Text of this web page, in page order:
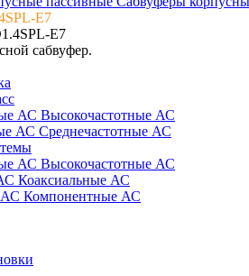
E7
сабвуфер.
Высокочастотные АС
Среднечастотные АС
Высокочастотные АС
Коаксиальные АС
Компонентные АС